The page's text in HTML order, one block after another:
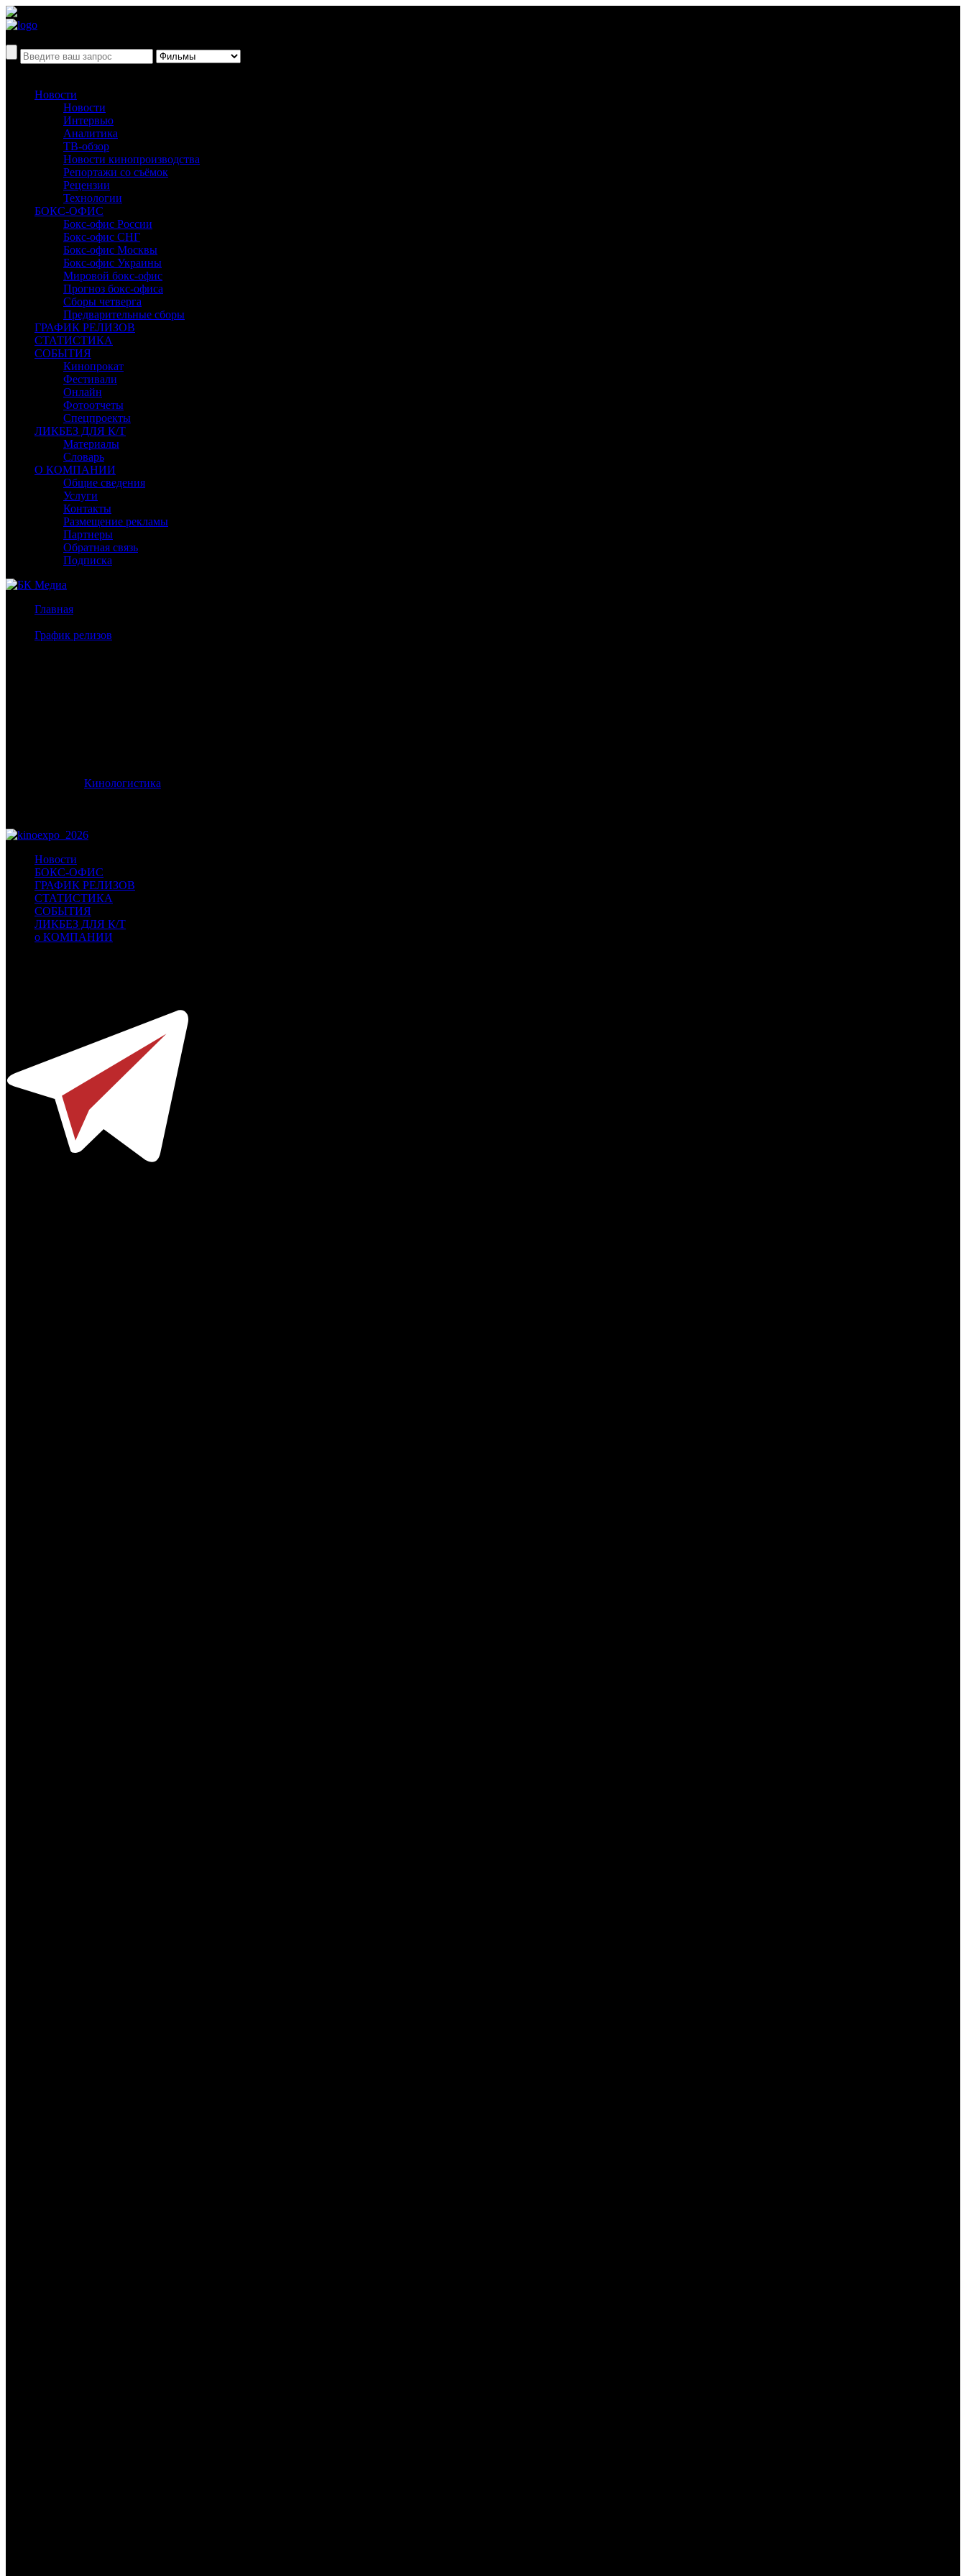
Новости
Новости
Интервью
Аналитика
ТВ-обзор
Новости кинопроизводства
Репортажи со съёмок
Рецензии
Технологии
БОКС-ОФИС
Бокс-офис России
Бокс-офис СНГ
Бокс-офис Москвы
Бокс-офис Украины
Мировой бокс-офис
Прогноз бокс-офиса
Сборы четверга
Предварительные сборы
ГРАФИК РЕЛИЗОВ
СТАТИСТИКА
СОБЫТИЯ
Кинопрокат
Фестивали
Онлайн
Фотоотчеты
Спецпроекты
ЛИКБЕЗ ДЛЯ К/Т
Материалы
Словарь
О КОМПАНИИ
Общие сведения
Услуги
Контакты
Размещение рекламы
Партнеры
Обратная связь
Подписка
Главная
График релизов
Кинологистика
Новости
БОКС-ОФИС
ГРАФИК РЕЛИЗОВ
СТАТИСТИКА
СОБЫТИЯ
ЛИКБЕЗ ДЛЯ К/Т
о КОМПАНИИ